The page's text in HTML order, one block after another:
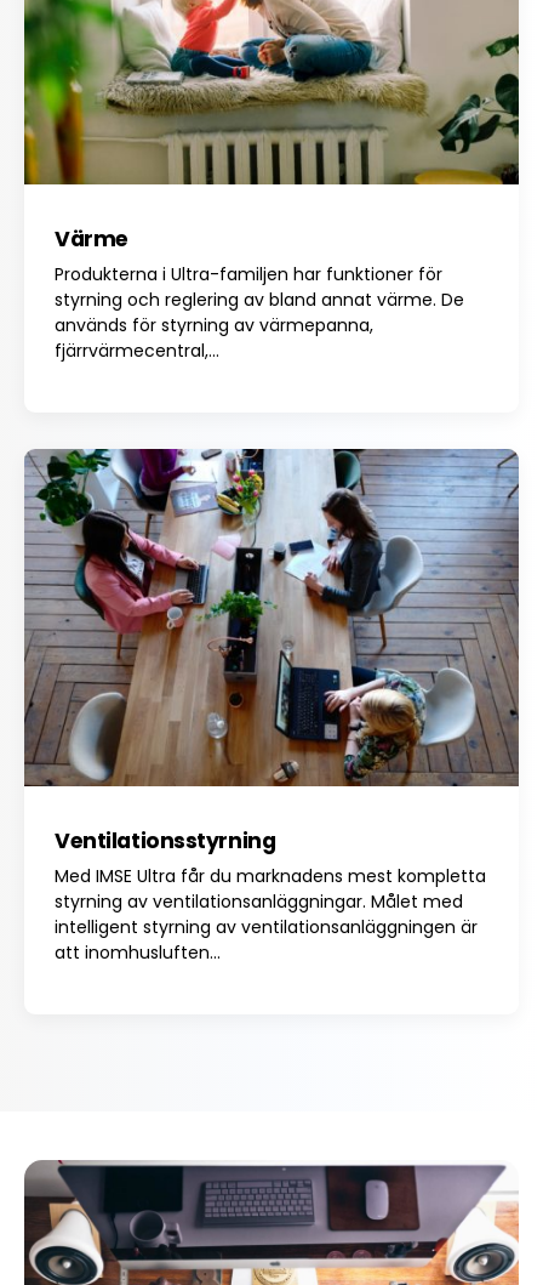
Värme
Produkterna i Ultra-familjen har funktioner för
styrning och reglering av bland annat värme. De
används för styrning av värmepanna,
fjärrvärmecentral,...
Ventilationsstyrning
Med IMSE Ultra får du marknadens mest kompletta
styrning av ventilationsanläggningar. Målet med
intelligent styrning av ventilationsanläggningen är
att inomhusluften...